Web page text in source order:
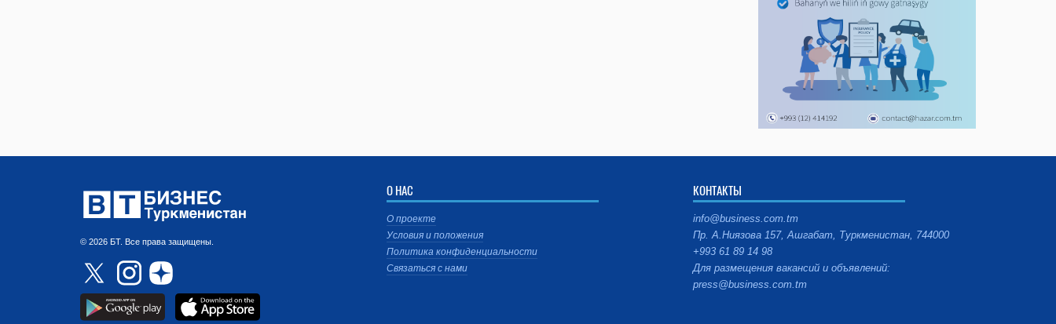
© 2026 БТ. Все права защищены.
О НАС
О проекте
Условия и положения
Политика конфиденциальности
Связаться с нами
КОНТАКТЫ
info@business.com.tm
Пр. А.Ниязова 157, Ашгабат, Туркменистан, 744000
+993 61 89 14 98
Для размещения вакансий и объявлений:
press@business.com.tm